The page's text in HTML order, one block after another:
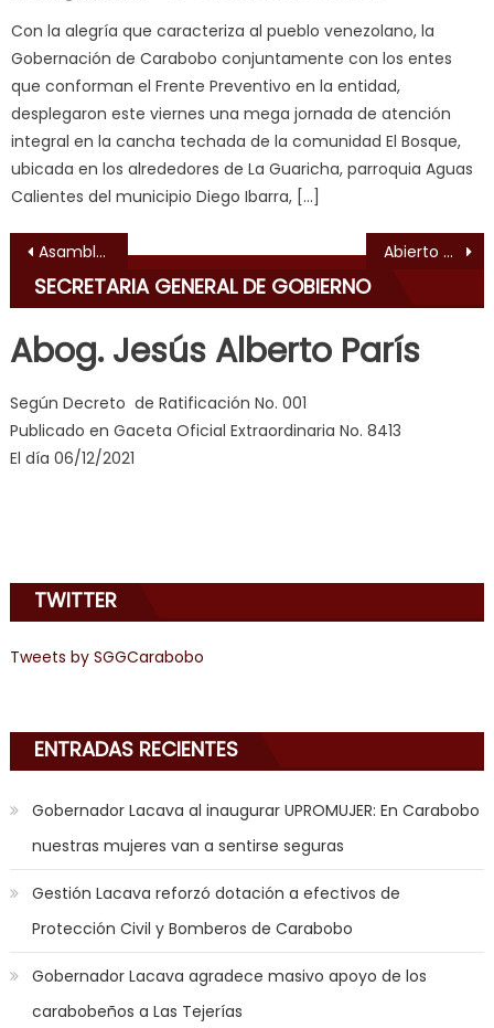
erotic
milf,
videos
de
pono
doido,
sinful
emily
learns
joys
of
sex,
i
am
to
play
jerk
with
you
nakamura
bunch
Con la alegría que caracteriza al pueblo venezolano, la
Gobernación de Carabobo conjuntamente con los entes
que conforman el Frente Preventivo en la entidad,
desplegaron este viernes una mega jornada de atención
integral en la cancha techada de la comunidad El Bosque,
ubicada en los alrededores de La Guaricha, parroquia Aguas
Calientes del municipio Diego Ibarra, […]
Navegación de entradas
Asamblea comunal verifica avances en plan de gasificación directa a sectores de La Isabelica Abierto proceso de inscripción del convenio de estudio Alcaldía de Naguanagua – UNA
SECRETARIA GENERAL DE GOBIERNO
Abog. Jesús Alberto París
Según Decreto de Ratificación No. 001
Publicado en Gaceta Oficial Extraordinaria No. 8413
El día 06/12/2021
TWITTER
Tweets by SGGCarabobo
ENTRADAS RECIENTES
Gobernador Lacava al inaugurar UPROMUJER: En Carabobo
nuestras mujeres van a sentirse seguras
Gestión Lacava reforzó dotación a efectivos de
Protección Civil y Bomberos de Carabobo
Gobernador Lacava agradece masivo apoyo de los
carabobeños a Las Tejerías